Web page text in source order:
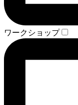
ワークショップ